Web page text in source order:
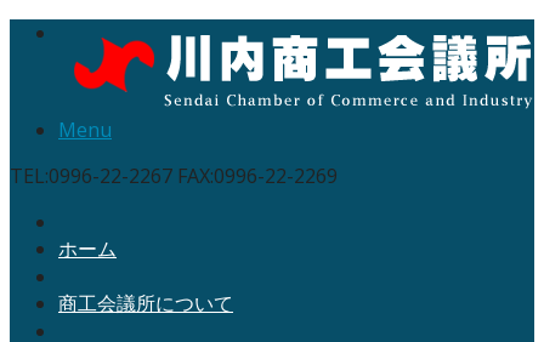
Menu
TEL:0996-22-2267 FAX:0996-22-2269
ホーム
商工会議所について